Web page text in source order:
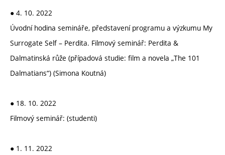
● 4. 10. 2022
Úvodní hodina semináře, představení programu a výzkumu My
Surrogate Self – Perdita. Filmový seminář: Perdita &
Dalmatinská růže (případová studie: film a novela „The 101
Dalmatians“) (Simona Koutná)
● 18. 10. 2022
Filmový seminář: (studenti)
● 1. 11. 2022